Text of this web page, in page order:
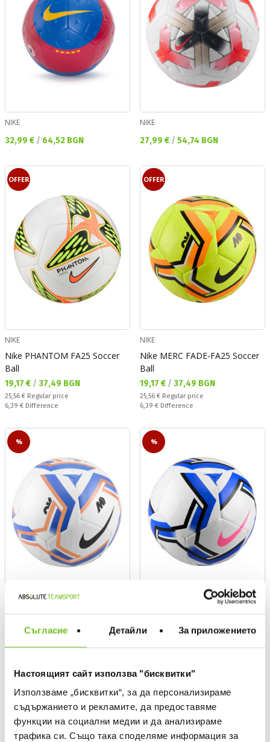
Съгласие Детайли За приложението
Настоящият сайт използва "бисквитки"
Използваме „бисквитки“, за да персонализираме
съдържанието и рекламите, да предоставяме
функции на социални медии и да анализираме
трафика си. Също така споделяме информация за
NIKE
Текуща цена:
32,99 € / 64,52 BGN
NIKE
Текуща цена:
27,99 € / 54,74 BGN
OFFER
NIKE
Nike PHANTOM FA25 Soccer
Ball
Текуща цена:
19,17 € / 37,49 BGN
Regular price:
25,56 € Regular price
Спестявате:
6,39 € Difference
OFFER
NIKE
Nike MERC FADE-FA25 Soccer
Ball
Текуща цена:
19,17 € / 37,49 BGN
Regular price:
25,56 € Regular price
Спестявате:
6,39 € Difference
%
NIKE
19,59 €( -14%)The lowest price
%
Текуща цена:
17,49 € 34,21 BGN
OFFER OFFER